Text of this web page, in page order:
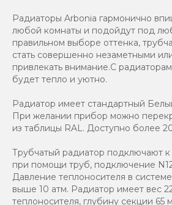
Радиаторы Arbonia гармонично
любой комнаты и подойдут под
правильном выборе оттенка,
стать совершенно незаметными
привлекать внимание.С
будет тепло и уютно.
Радиатор имеет стандартный
При желании прибор можно
из таблицы RAL. Доступно более
Трубчатый радиатор подключают
при помощи труб, подключение
Давление теплоносителя в
выше 10 атм. Радиатор имеет вес
теплоносителя, глубину секции 65